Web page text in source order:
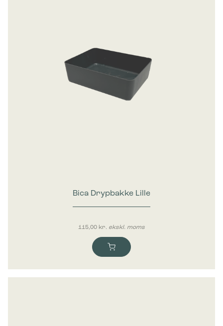
Bica Drypbakke Lille
115,00 kr. ekskl. moms